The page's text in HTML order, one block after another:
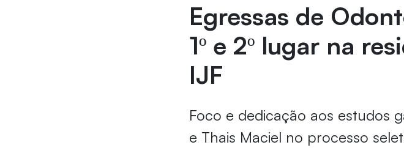
Egressas de
1º e 2º lugar na
IJF
Foco e dedicação aos estudos
e Thais Maciel no processo